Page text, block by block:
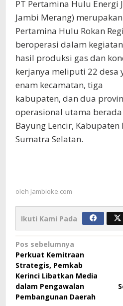
PT Pertamina Hulu Energi
Jambi Merang)
Pertamina Hulu Rokan
beroperasi dalam
hasil produksi gas dan
kerjanya meliputi 22 desa
enam kecamatan, tiga
kabupaten, dan dua
operasional utama
Bayung Lencir,
Sumatra Selatan.
oleh Jambioke.com
Ikuti Kami Pada
Navigasi
pos
Pos sebelumnya
Perkuat Kemitraan
Strategis, Pemkab
Kerinci Libatkan Media
dalam Pengawalan
Pembangunan Daerah